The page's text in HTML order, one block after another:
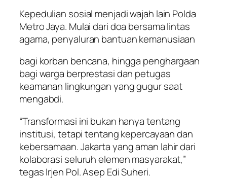
Kepedulian sosial menjadi wajah lain Polda
Metro Jaya. Mulai dari doa bersama lintas
agama, penyaluran bantuan kemanusiaan
bagi korban bencana, hingga penghargaan
bagi warga berprestasi dan petugas
keamanan lingkungan yang gugur saat
mengabdi.
“Transformasi ini bukan hanya tentang
institusi, tetapi tentang kepercayaan dan
kebersamaan. Jakarta yang aman lahir dari
kolaborasi seluruh elemen masyarakat,”
tegas Irjen Pol. Asep Edi Suheri.